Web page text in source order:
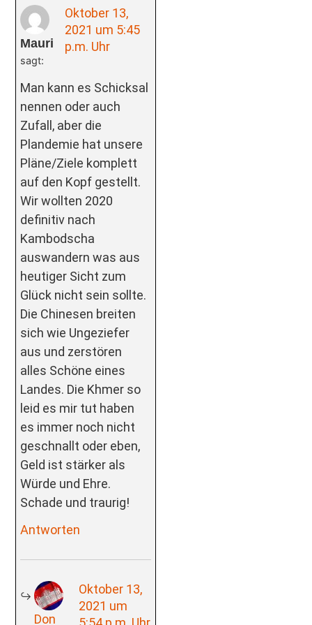
Mauri
sagt:
Oktober 13,
2021 um 5:45
p.m. Uhr
Man kann es Schicksal
nennen oder auch
Zufall, aber die
Plandemie hat unsere
Pläne/Ziele komplett
auf den Kopf gestellt.
Wir wollten 2020
definitiv nach
Kambodscha
auswandern was aus
heutiger Sicht zum
Glück nicht sein sollte.
Die Chinesen breiten
sich wie Ungeziefer
aus und zerstören
alles Schöne eines
Landes. Die Khmer so
leid es mir tut haben
es immer noch nicht
geschnallt oder eben,
Geld ist stärker als
Würde und Ehre.
Schade und traurig!
Antworten
Don
Oktober 13,
2021 um